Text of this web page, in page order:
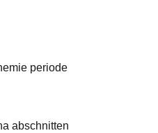
periode
abschnitten